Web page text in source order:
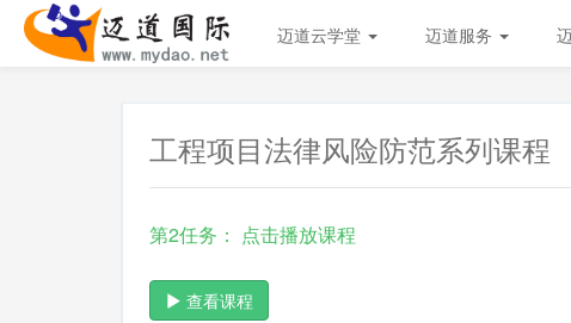
迈道云学堂 迈道服务
工程项目法律风险防范系列课程
第2任务： 点击播放课程
查看课程